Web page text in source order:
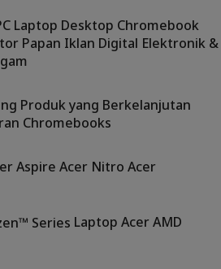
Laptop Desktop Chromebook
Papan Iklan Digital Elektronik &
Produk yang Berkelanjutan
Chromebooks
Aspire Acer Nitro Acer
Laptop Acer AMD